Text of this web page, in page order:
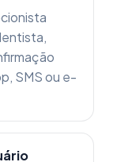
SMS ou e-